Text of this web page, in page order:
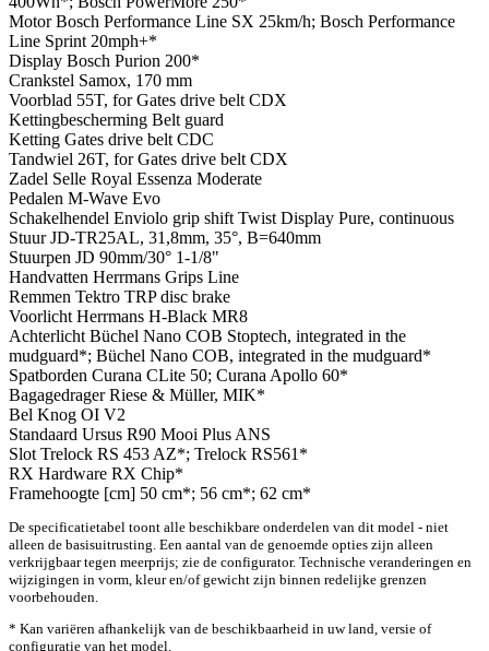
MotorBosch Performance Line SX 25km/h; Bosch Performance
Line Sprint 20mph+*
Display Bosch Purion 200*
Crankstel Samox, 170 mm
Voorblad 55T, for Gates drive belt CDX
Kettingbescherming Belt guard
Ketting Gates drive belt CDC
Tandwiel 26T, for Gates drive belt CDX
Zadel Selle Royal Essenza Moderate
Pedalen M-Wave Evo
Schakelhendel Enviolo grip shift Twist Display Pure, continuous
StuurJD-TR25AL, 31,8mm, 35°, B=640mm
Stuurpen JD 90mm/30° 1-1/8"
Handvatten Herrmans Grips Line
Remmen Tektro TRP disc brake
Voorlicht Herrmans H-Black MR8
Achterlicht Büchel Nano COB Stoptech, integrated in the
mudguard*; Büchel Nano COB, integrated in the mudguard*
Spatborden Curana CLite 50; Curana Apollo 60*
BagagedragerRiese & Müller, MIK*
Bel Knog OI V2
Standaard Ursus R90 Mooi Plus ANS
Slot Trelock RS 453 AZ*; Trelock RS561*
RX Hardware RX Chip*
Framehoogte [cm] 50 cm*; 56 cm*; 62 cm*
De specificatietabel toont alle beschikbare onderdelen van dit model - niet
alleen de basisuitrusting. Een aantal van de genoemde opties zijn alleen
verkrijgbaar tegen meerprijs; zie de configurator. Technische veranderingen en
wijzigingen in vorm, kleur en/of gewicht zijn binnen redelijke grenzen
voorbehouden.
* Kan variëren afhankelijk van de beschikbaarheid in uw land, versie of
configuratie van het model.